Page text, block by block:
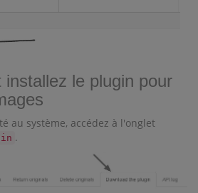
le plugin pour
au système, accédez à l'onglet
.